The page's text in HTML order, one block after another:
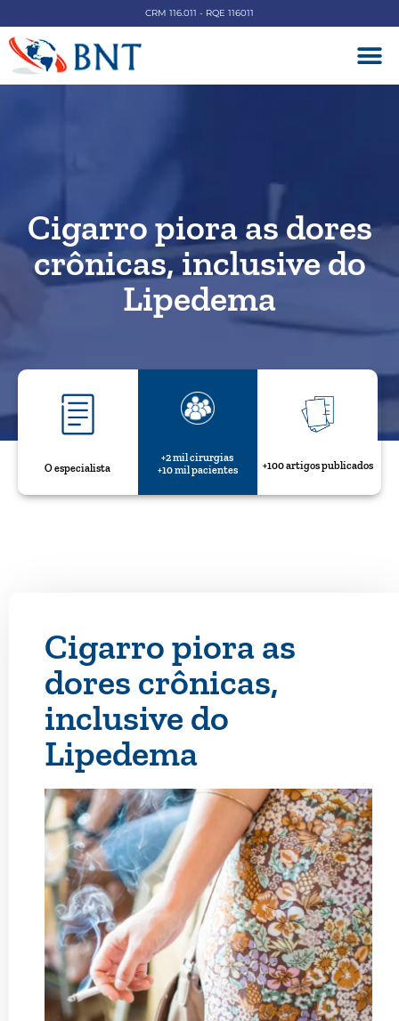
CRM 116.011 - RQE 116011
Cigarro piora as dores
crônicas, inclusive do
Lipedema
O especialista
+2 mil cirurgias
+10 mil pacientes
+100 artigos publicados
Cigarro piora as
dores crônicas,
inclusive do
Lipedema